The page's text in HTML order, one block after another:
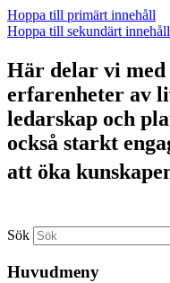
Hoppa till primärt innehåll
Hoppa till sekundärt innehåll
Här delar vi med
erfarenheter av
ledarskap och
också starkt
att öka
Sök
Huvudmeny